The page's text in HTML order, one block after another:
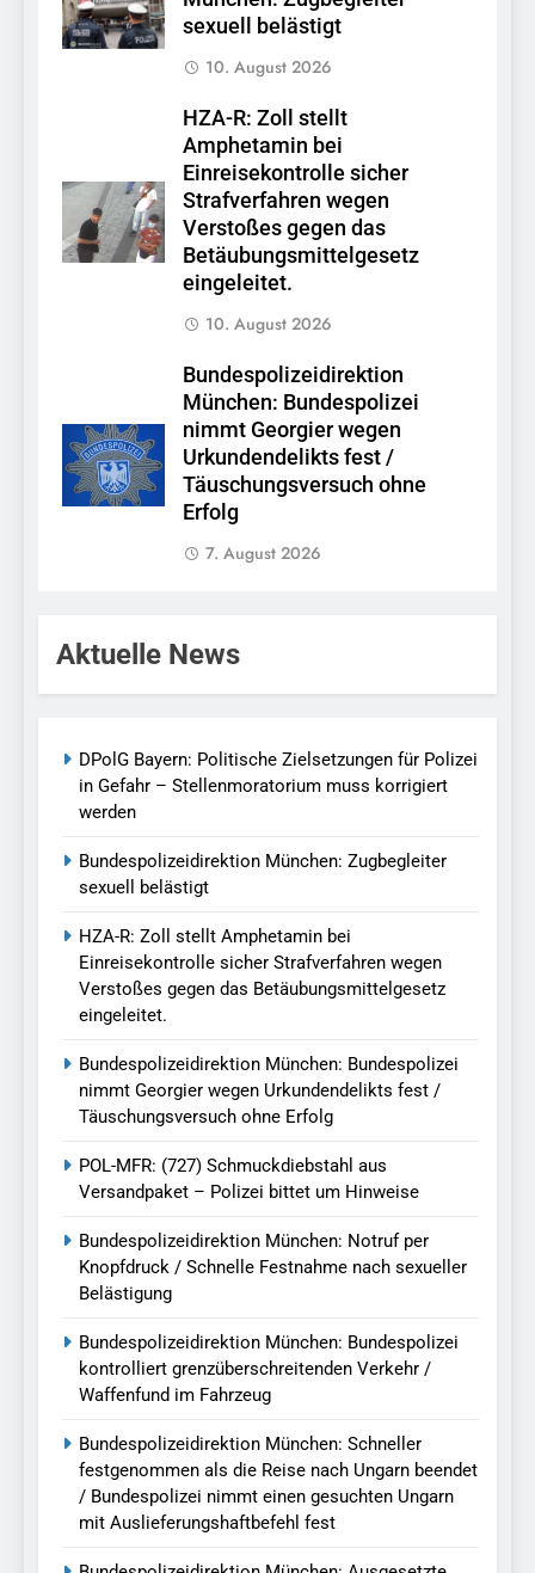
sexuell belästigt
10. August 2026
HZA-R: Zoll stellt
Amphetamin bei
Einreisekontrolle sicher
Strafverfahren wegen
Verstoßes gegen das
Betäubungsmittelgesetz
eingeleitet.
10. August 2026
Bundespolizeidirektion
München: Bundespolizei
nimmt Georgier wegen
Urkundendelikts fest /
Täuschungsversuch ohne
Erfolg
7. August 2026
Aktuelle News
DPolG Bayern: Politische Zielsetzungen für Polizei
in Gefahr – Stellenmoratorium muss korrigiert
werden
Bundespolizeidirektion München: Zugbegleiter
sexuell belästigt
HZA-R: Zoll stellt Amphetamin bei
Einreisekontrolle sicher Strafverfahren wegen
Verstoßes gegen das Betäubungsmittelgesetz
eingeleitet.
Bundespolizeidirektion München: Bundespolizei
nimmt Georgier wegen Urkundendelikts fest /
Täuschungsversuch ohne Erfolg
POL-MFR: (727) Schmuckdiebstahl aus
Versandpaket – Polizei bittet um Hinweise
Bundespolizeidirektion München: Notruf per
Knopfdruck / Schnelle Festnahme nach sexueller
Belästigung
Bundespolizeidirektion München: Bundespolizei
kontrolliert grenzüberschreitenden Verkehr /
Waffenfund im Fahrzeug
Bundespolizeidirektion München: Schneller
festgenommen als die Reise nach Ungarn beendet
/ Bundespolizei nimmt einen gesuchten Ungarn
mit Auslieferungshaftbefehl fest